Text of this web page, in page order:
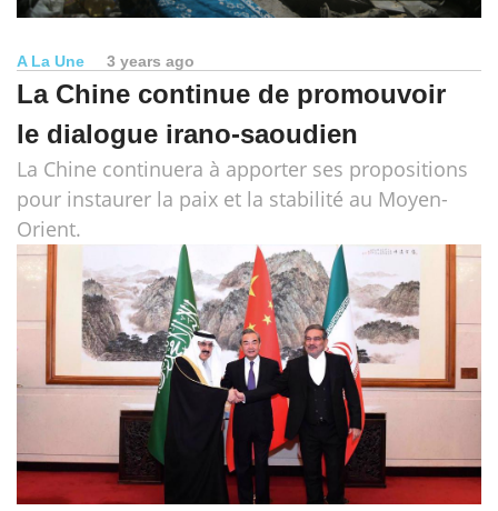
A La Une 3 years ago
La Chine continue de promouvoir
le dialogue irano-saoudien
La Chine continuera à apporter ses propositions
pour instaurer la paix et la stabilité au Moyen-
Orient.